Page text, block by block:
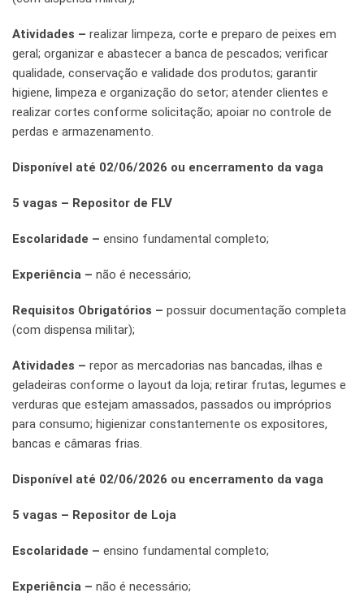
Atividades – realizar limpeza, corte e preparo de peixes em
geral; organizar e abastecer a banca de pescados; verificar
qualidade, conservação e validade dos produtos; garantir
higiene, limpeza e organização do setor; atender clientes e
realizar cortes conforme solicitação; apoiar no controle de
perdas e armazenamento.
Disponível até 02/06/2026 ou encerramento da vaga
5 vagas – Repositor de FLV
Escolaridade – ensino fundamental completo;
Experiência – não é necessário;
Requisitos Obrigatórios – possuir documentação completa
(com dispensa militar);
Atividades – repor as mercadorias nas bancadas, ilhas e
geladeiras conforme o layout da loja; retirar frutas, legumes e
verduras que estejam amassados, passados ou impróprios
para consumo; higienizar constantemente os expositores,
bancas e câmaras frias.
Disponível até 02/06/2026 ou encerramento da vaga
5 vagas – Repositor de Loja
Escolaridade – ensino fundamental completo;
Experiência – não é necessário;